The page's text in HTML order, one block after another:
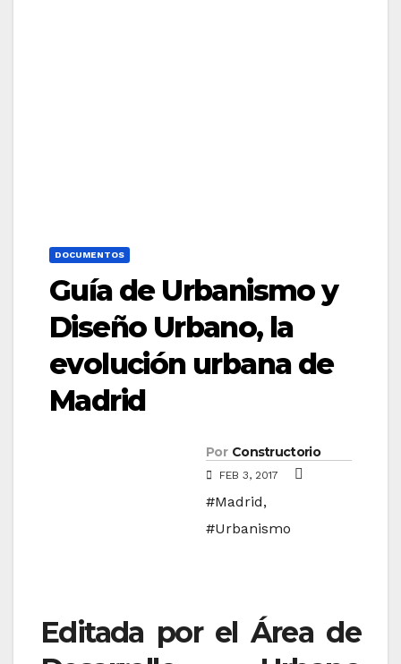
DOCUMENTOS
Guía de Urbanismo y
Diseño Urbano, la
evolución urbana de
Madrid
Por Constructorio
FEB 3, 2017
#Madrid,
#Urbanismo
Editada por el Área de